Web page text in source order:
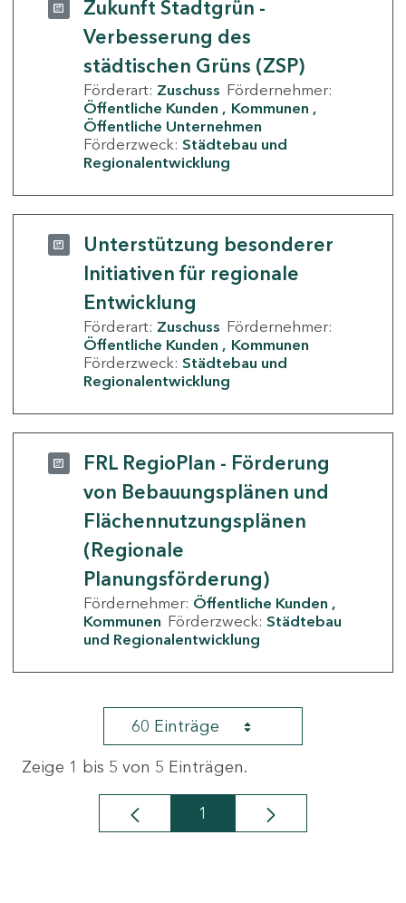
Zukunft Stadtgrün -
Verbesserung des
städtischen Grüns (ZSP)
Förderart: Zuschuss Fördernehmer:
Öffentliche Kunden
Kommunen
Öffentliche Unternehmen
Förderzweck: Städtebau und
Regionalentwicklung
Unterstützung besonderer
Initiativen für regionale
Entwicklung
Förderart: Zuschuss Fördernehmer:
Öffentliche Kunden
Kommunen
Förderzweck: Städtebau und
Regionalentwicklung
FRL RegioPlan - Förderung
von Bebauungsplänen und
Flächennutzungsplänen
(Regionale
Planungsförderung)
Fördernehmer: Öffentliche Kunden
Kommunen Förderzweck: Städtebau
und Regionalentwicklung
60 Einträge
Zeige 1 bis 5 von 5 Einträgen.
Seite
1